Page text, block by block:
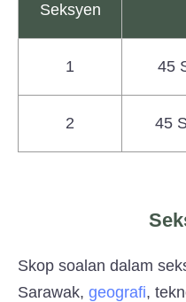
Seksyen
1 45
2 45
Skop soalan dalam
Sarawak, geografi,